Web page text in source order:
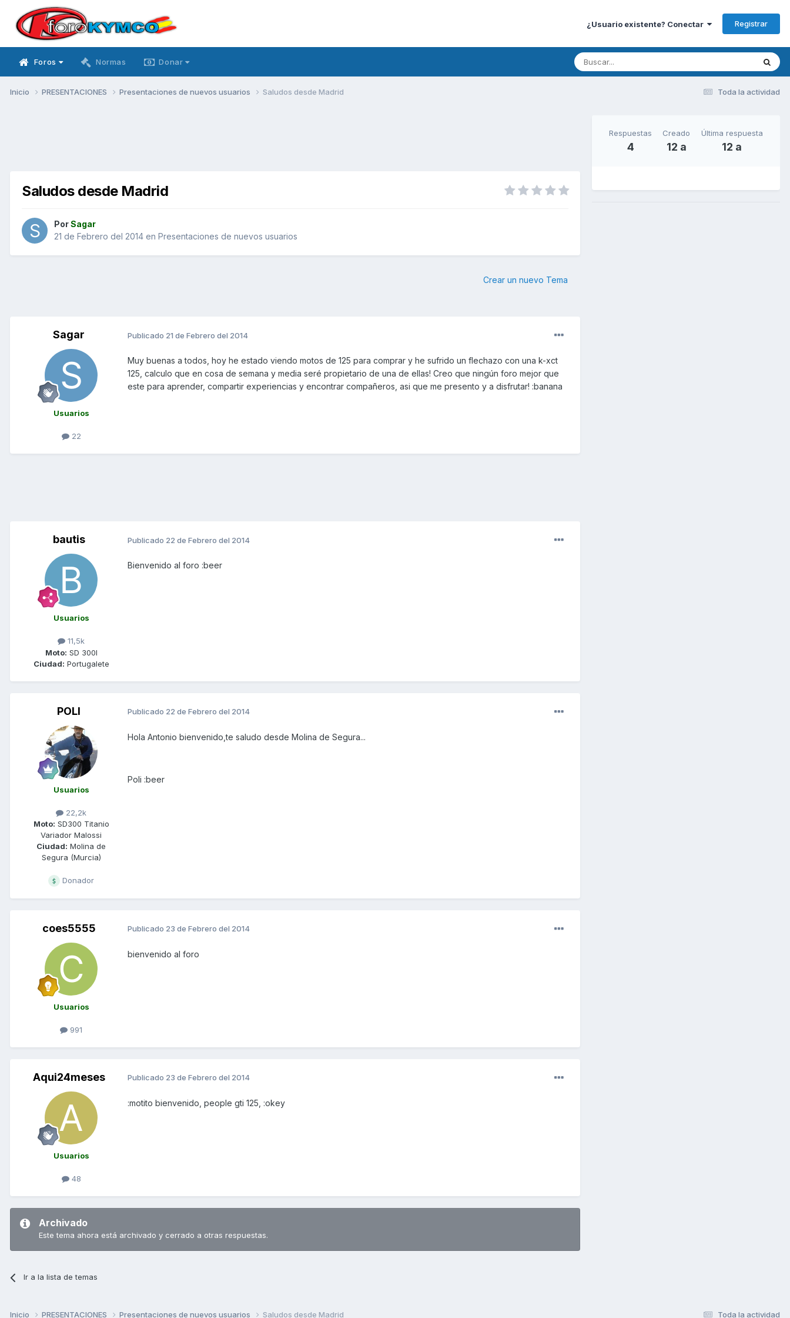
¿Usuario existente? Conectar Registrar
Foros Normas Donar
Toda la actividad
Inicio PRESENTACIONES Presentaciones de nuevos usuarios Saludos desde Madrid
Saludos desde Madrid
PorSagar
21 de Febrero del 2014 en Presentaciones de nuevos usuarios
Crear un nuevo Tema
Sagar
Usuarios
22
Publicado 21 de Febrero del 2014
Muy buenas a todos, hoy he estado viendo motos de 125 para comprar y he sufrido un flechazo con una k-xct
125, calculo que en cosa de semana y media seré propietario de una de ellas! Creo que ningún foro mejor que
este para aprender, compartir experiencias y encontrar compañeros, asi que me presento y a disfrutar! :banana
bautis
Usuarios
11,5k
Moto: SD 300I
Ciudad: Portugalete
Publicado 22 de Febrero del 2014
Bienvenido al foro :beer
POLI
Usuarios
22,2k
Moto: SD300 Titanio
Variador Malossi
Ciudad: Molina de
Segura (Murcia)
Donador
Publicado 22 de Febrero del 2014
Hola Antonio bienvenido,te saludo desde Molina de Segura...
Poli :beer
coes5555
Usuarios
991
Publicado 23 de Febrero del 2014
bienvenido al foro
Aqui24meses
Usuarios
48
Publicado 23 de Febrero del 2014
:motito bienvenido, people gti 125, :okey
Archivado
Este tema ahora está archivado y cerrado a otras respuestas.
Ir a la lista de temas
Respuestas
4
Creado
12 a
Última respuesta
12 a
Toda la actividad
Inicio PRESENTACIONES Presentaciones de nuevos usuarios Saludos desde Madrid